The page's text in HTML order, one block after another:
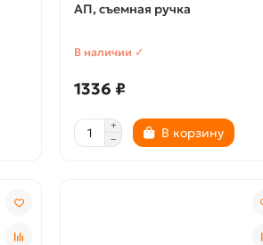
АП, съемная ручка
В наличии ✓
1336 ₽
В корзину